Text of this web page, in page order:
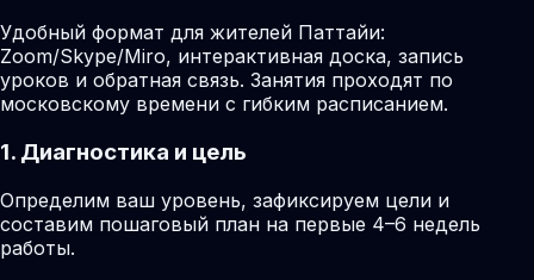
Удобный формат для жителей Паттайи:
Zoom/Skype/Miro, интерактивная доска, запись
уроков и обратная связь. Занятия проходят по
московскому времени с гибким расписанием.
1. Диагностика и цель
Определим ваш уровень, зафиксируем цели и
составим пошаговый план на первые 4–6 недель
работы.